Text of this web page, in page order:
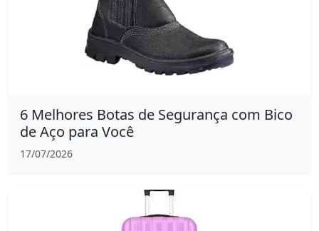
6 Melhores Botas de Segurança com Bico
de Aço para Você
17/07/2026